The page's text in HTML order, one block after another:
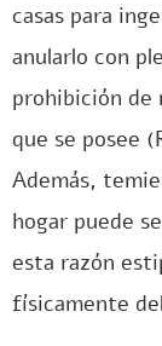
casas para
anularlo con
prohibición de
que se posee
Además,
hogar puede
esta razón
físicamente